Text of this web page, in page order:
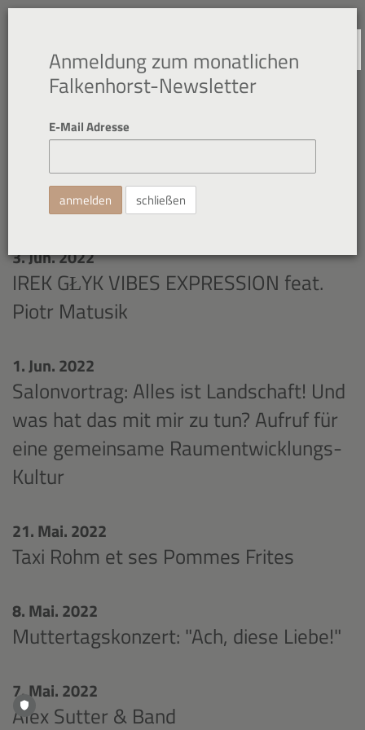
NAVIGATION
Rückblick
3. Jun. 2022
IREK GŁYK VIBES EXPRESSION feat.
Piotr Matusik
1. Jun. 2022
Salonvortrag: Alles ist Landschaft! Und
was hat das mit mir zu tun? Aufruf für
eine gemeinsame Raumentwicklungs-
Kultur
21. Mai. 2022
Taxi Rohm et ses Pommes Frites
8. Mai. 2022
Muttertagskonzert: "Ach, diese Liebe!"
7. Mai. 2022
Alex Sutter & Band
Anmeldung zum monatlichen
Falkenhorst-Newsletter
E-Mail Adresse
schließen